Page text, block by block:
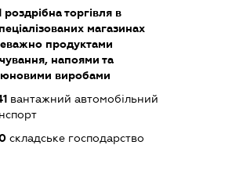
роздрібна торгівля в
магазинах
продуктами
напоями та
виробами
вантажний автомобільний
складське господарство